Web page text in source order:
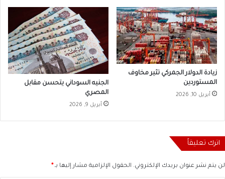
زيادة الدولار الجمركي تثير مخاوف
المستوردين
أبريل 10, 2026
الجنيه السوداني يتحسن مقابل
المصري
أبريل 9, 2026
اترك تعليقاً
لن يتم نشر عنوان بريدك الإلكتروني. الحقول الإلزامية مشار إليها بـ *